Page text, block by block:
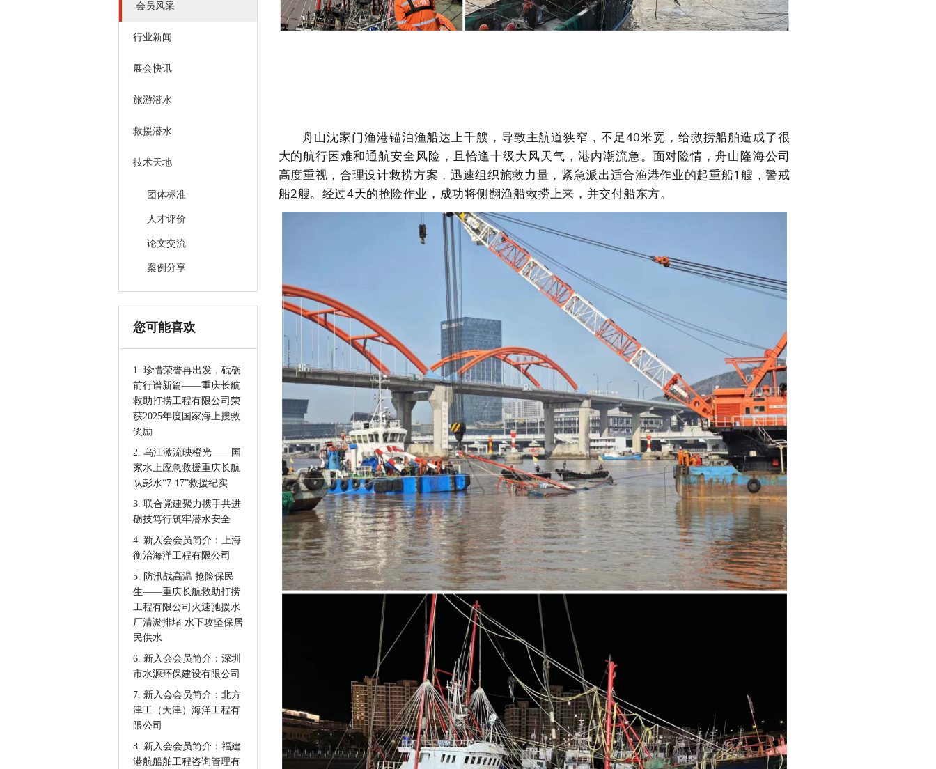
会员风采
行业新闻
展会快讯
旅游潜水
救援潜水
技术天地
团体标准
人才评价
论文交流
案例分享
您可能喜欢
1. 珍惜荣誉再出发，砥砺
前行谱新篇——重庆长航
救助打捞工程有限公司荣
获2025年度国家海上搜救
奖励
2. 乌江激流映橙光——国
家水上应急救援重庆长航
队彭水“7·17”救援纪实
3. 联合党建聚力携手共进
砺技笃行筑牢潜水安全
4. 新入会会员简介：上海
衡治海洋工程有限公司
5. 防汛战高温 抢险保民
生——重庆长航救助打捞
工程有限公司火速驰援水
厂清淤排堵 水下攻坚保居
民供水
6. 新入会会员简介：深圳
市水源环保建设有限公司
7. 新入会会员简介：北方
津工（天津）海洋工程有
限公司
8. 新入会会员简介：福建
港航船舶工程咨询管理有
舟山沈家门渔港锚泊渔船达上千艘，导致主航道狭窄，不足40米宽，给救捞船舶造成了很
大的航行困难和通航安全风险，且恰逢十级大风天气，港内潮流急。面对险情，舟山隆海公司
高度重视，合理设计救捞方案，迅速组织施救力量，紧急派出适合渔港作业的起重船1艘，警戒
船2艘。经过4天的抢险作业，成功将侧翻渔船救捞上来，并交付船东方。